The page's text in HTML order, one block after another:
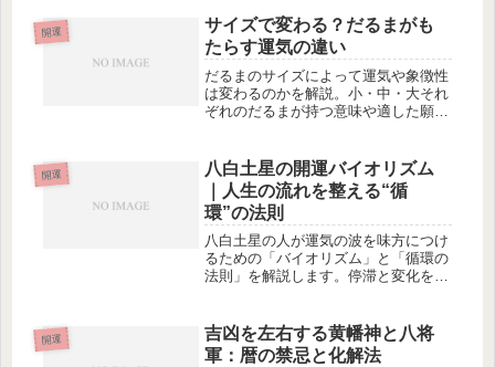
開運
サイズで変わる？だるまがも
たらす運気の違い
だるまのサイズによって運気や象徴性
は変わるのかを解説。小・中・大それ
ぞれのだるまが持つ意味や適した願い
開運
八白土星の開運バイオリズム
｜人生の流れを整える“循
環”の法則
八白土星の人が運気の波を味方につけ
るための「バイオリズム」と「循環の
法則」を解説します。停滞と変化を繰
す生き方を紹介します。
開運
吉凶を左右する黄幡神と八将
軍：暦の禁忌と化解法